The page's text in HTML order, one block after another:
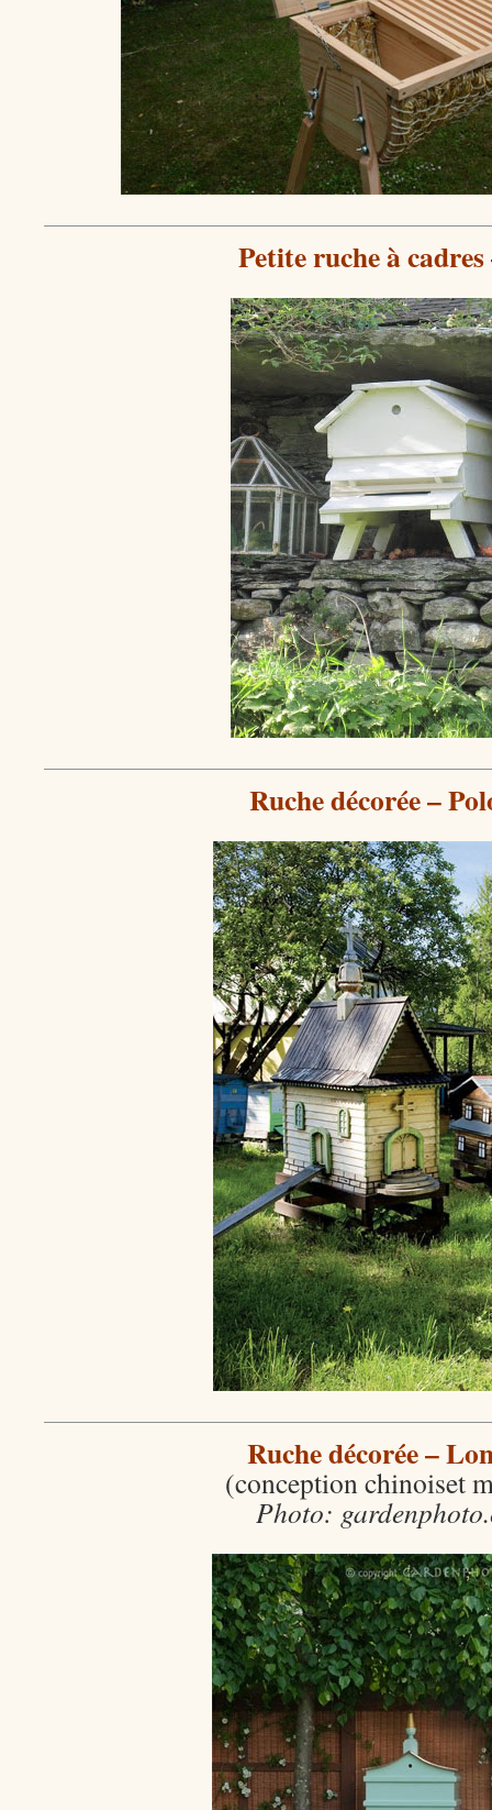
Petite ruche à
Ruche décorée –
Ruche décorée –
(conception chinoiset
Photo: